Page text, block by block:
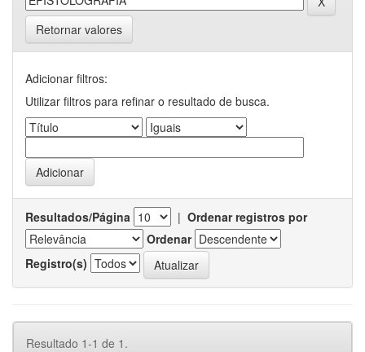
Retornar valores
Adicionar filtros:
Utilizar filtros para refinar o resultado de busca.
Resultados/Página | Ordenar registros por
Ordenar
Registro(s)
Resultado 1-1 de 1.